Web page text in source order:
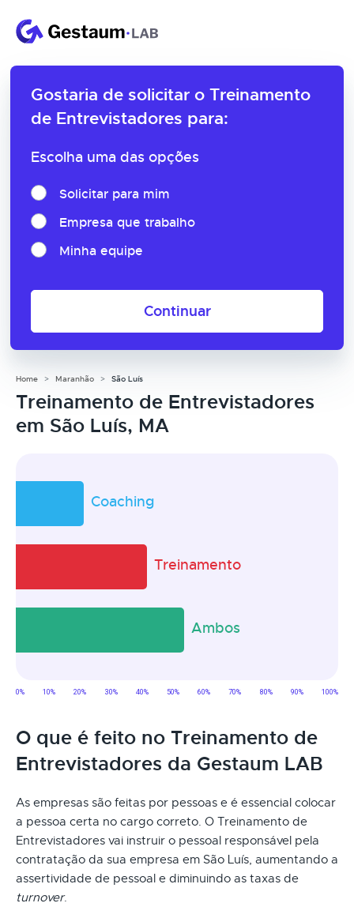
Gostaria de solicitar o Treinamento
de Entrevistadores para:
Escolha uma das opções
Solicitar para mim
Empresa que trabalho
Minha equipe
Continuar
Home Maranhão São Luís
Treinamento de Entrevistadores
em São Luís, MA
O que é feito no Treinamento de
Entrevistadores da Gestaum LAB
As empresas são feitas por pessoas e é essencial colocar
a pessoa certa no cargo correto. O Treinamento de
Entrevistadores vai instruir o pessoal responsável pela
contratação da sua empresa em São Luís, aumentando a
assertividade de pessoal e diminuindo as taxas de
turnover.